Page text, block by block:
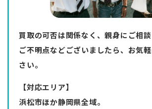
買取の可否は関係なく、親身にご相談
ご不明点などございましたら、お気
さい。
【対応エリア】
浜松市ほか静岡県全域。